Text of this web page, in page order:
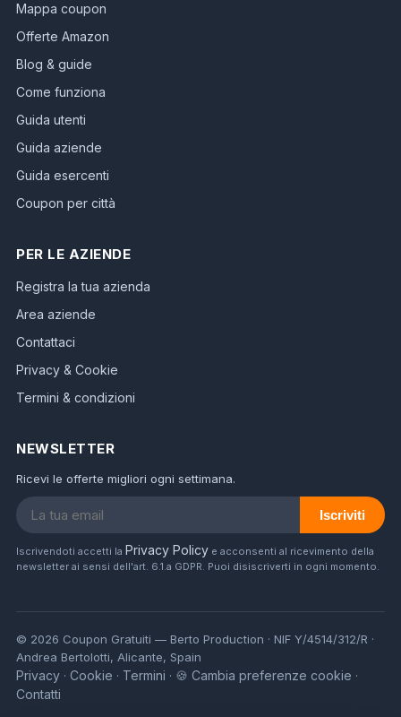
Mappa coupon
Offerte Amazon
Blog & guide
Come funziona
Guida utenti
Guida aziende
Guida esercenti
Coupon per città
PER LE AZIENDE
Registra la tua azienda
Area aziende
Contattaci
Privacy & Cookie
Termini & condizioni
NEWSLETTER
Ricevi le offerte migliori ogni settimana.
Iscriviti
Iscrivendoti accetti la Privacy Policy e acconsenti al ricevimento della
newsletter ai sensi dell'art. 6.1.a GDPR. Puoi disiscriverti in ogni momento.
© 2026 Coupon Gratuiti — Berto Production · NIF Y/4514/312/R ·
Andrea Bertolotti, Alicante, Spain
Privacy · Cookie · Termini · 🍪 Cambia preferenze cookie ·
Contatti